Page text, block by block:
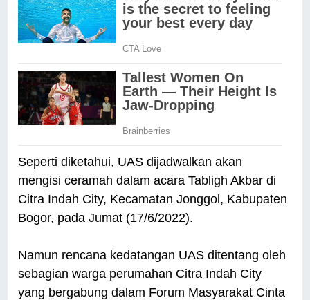
Seperti diketahui, UAS dijadwalkan akan
mengisi ceramah dalam acara Tabligh Akbar di
Citra Indah City, Kecamatan Jonggol, Kabupaten
Bogor, pada Jumat (17/6/2022).
Namun rencana kedatangan UAS ditentang oleh
sebagian warga perumahan Citra Indah City
yang bergabung dalam Forum Masyarakat Cinta